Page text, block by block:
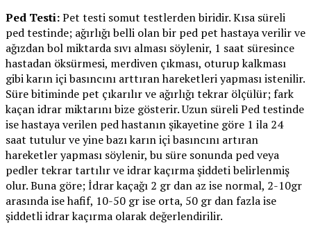
Ped Testi:Pet testi somut testlerden biridir. Kısa süreli
ped testinde; ağırlığı belli olan bir ped pet hastaya verilir ve
ağızdan bol miktarda sıvı alması söylenir, 1 saat süresince
hastadan öksürmesi, merdiven çıkması, oturup kalkması
gibi karın içi basıncını arttıran hareketleri yapması istenilir.
Süre bitiminde pet çıkarılır ve ağırlığı tekrar ölçülür; fark
kaçan idrar miktarını bize gösterir. Uzun süreli Ped testinde
ise hastaya verilen ped hastanın şikayetine göre 1 ila 24
saat tutulur ve yine bazı karın içi basıncını artıran
hareketler yapması söylenir, bu süre sonunda ped veya
pedler tekrar tartılır ve idrar kaçırma şiddeti belirlenmiş
olur. Buna göre; İdrar kaçağı 2 gr dan az ise normal, 2-10gr
arasında ise hafif, 10-50 gr ise orta, 50 gr dan fazla ise
şiddetli idrar kaçırma olarak değerlendirilir.